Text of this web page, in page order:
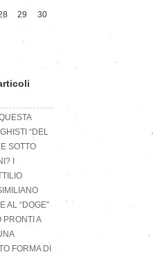
29 30
“DEL
SOTTO
I
AL “DOGE”
PRONTI A
FORMA DI